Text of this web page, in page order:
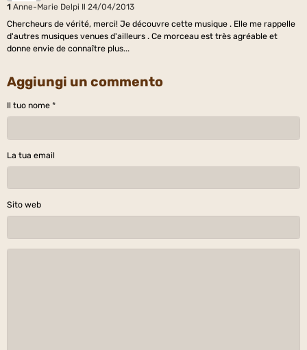
1 Anne-Marie Delpi Il 24/04/2013
Chercheurs de vérité, merci! Je découvre cette musique . Elle me rappelle
d'autres musiques venues d'ailleurs . Ce morceau est très agréable et
donne envie de connaître plus...
Aggiungi un commento
Il tuo nome
La tua email
Sito web